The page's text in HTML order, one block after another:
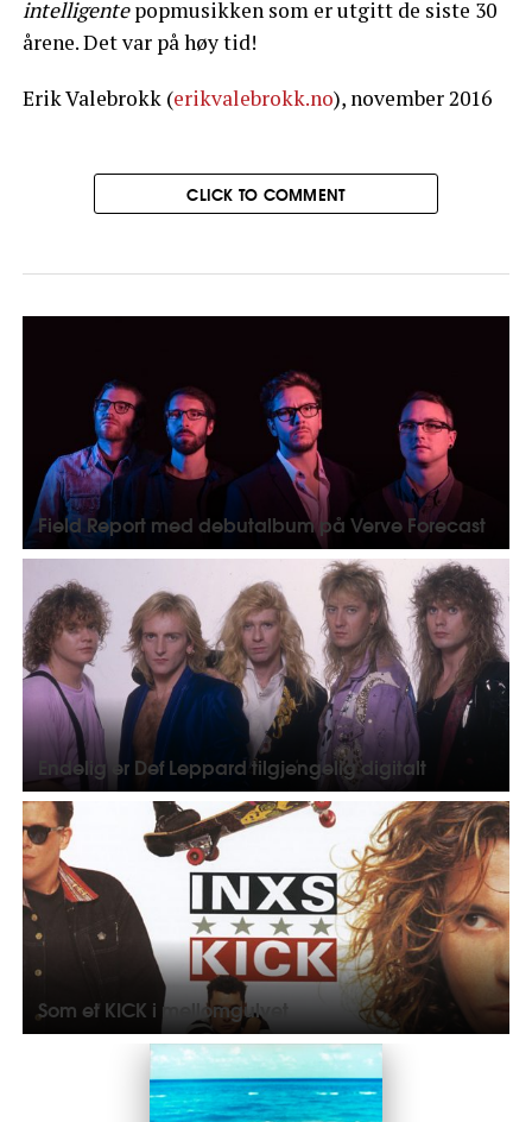
intelligentepopmusikken som er utgitt de siste 30
årene. Det var på høy tid!
Erik Valebrokk (erikvalebrokk.no), november 2016
CLICK TO COMMENT
Field Report med debutalbum på Verve Forecast
Endelig er Def Leppard tilgjengelig digitalt
Som et KICK i mellomgulvet